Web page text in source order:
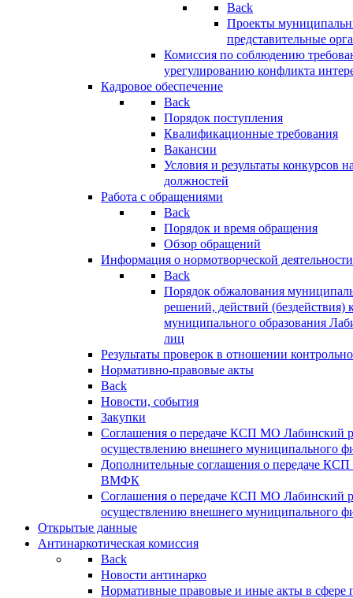
Back
Проекты
представительные
Комиссия по соблюдению
урегулированию конфликта
Кадровое обеспечение
Back
Порядок поступления
Квалификационные требования
Вакансии
Условия и результаты конкурсов
должностей
Работа с обращениями
Back
Порядок и время обращения
Обзор обращений
Информация о нормотворческой деятельности
Back
Порядок обжалования
решений, действий (бездействия)
муниципального образования
лиц
Результаты проверок в отношении
Нормативно-правовые акты
Back
Новости, события
Закупки
Соглашения о передаче КСП МО Лабинский
осуществлению внешнего муниципального
Дополнительные соглашения о передаче
ВМФК
Соглашения о передаче КСП МО Лабинский
осуществлению внешнего муниципального
Открытые данные
Антинаркотическая комиссия
Back
Новости антинарко
Нормативные правовые и иные акты в сфере